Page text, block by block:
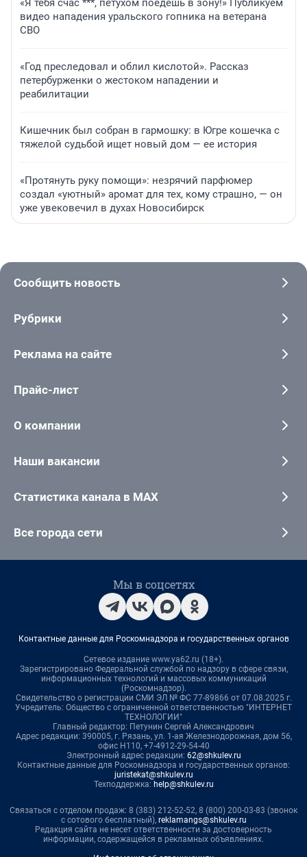
«Я тебя счас ***, петухом поедешь в зону!» Публикуем
видео нападения уральского гопника на ветерана
СВО
«Год преследовал и облил кислотой». Рассказ
петербурженки о жестоком нападении и
реабилитации
Кишечник был собран в гармошку: в Югре кошечка с
тяжелой судьбой ищет новый дом — ее история
«Протянуть руку помощи»: незрячий парфюмер
создал «уютный» аромат для тех, кому страшно, — он
уже увековечил в духах Новосибирск
Сообщить новость
Рубрики
Реклама на сайте
Прайс-лист
О компании
Наши вакансии
Статистика канала в MAX
Все города сети
Мы в соцсетях
Контактные данные для Роскомнадзора и государственных органов
Сетевое издание www.ya62.ru (18+).
Зарегистрировано Федеральной службой по надзору в сфере связи,
информационных технологий и массовых коммуникаций
(Роскомнадзор).
Свидетельство о регистрации СМИ ЭЛ № ФС 77-89866 от 07.08.2025 г.
Учредитель: Общество с ограниченной ответственностью "ИНТЕРНЕТ
ТЕХНОЛОГИИ"
Главный редактор: Петунин Сергей Александрович
Адрес редакции: 390005, г. Рязань, ул. 1-ая Железнодорожная, дом 56,
офис Н110, +7-4912-29-54-40
Электронный адрес редакции: 62@shkulev.ru
Контактные данные для Роскомнадзора и государственных органов:
juristekat@shkulev.ru
Техподдержка: help@shkulev.ru
Связаться с отделом продаж: 8 (383) 212-52-52, 8 (800) 200-03-83 (звонок
с сотового бесплатный), reklamangs@shkulev.ru
Редакция сайта не несет ответственности за достоверность
информации, содержащейся в рекламных объявлениях.